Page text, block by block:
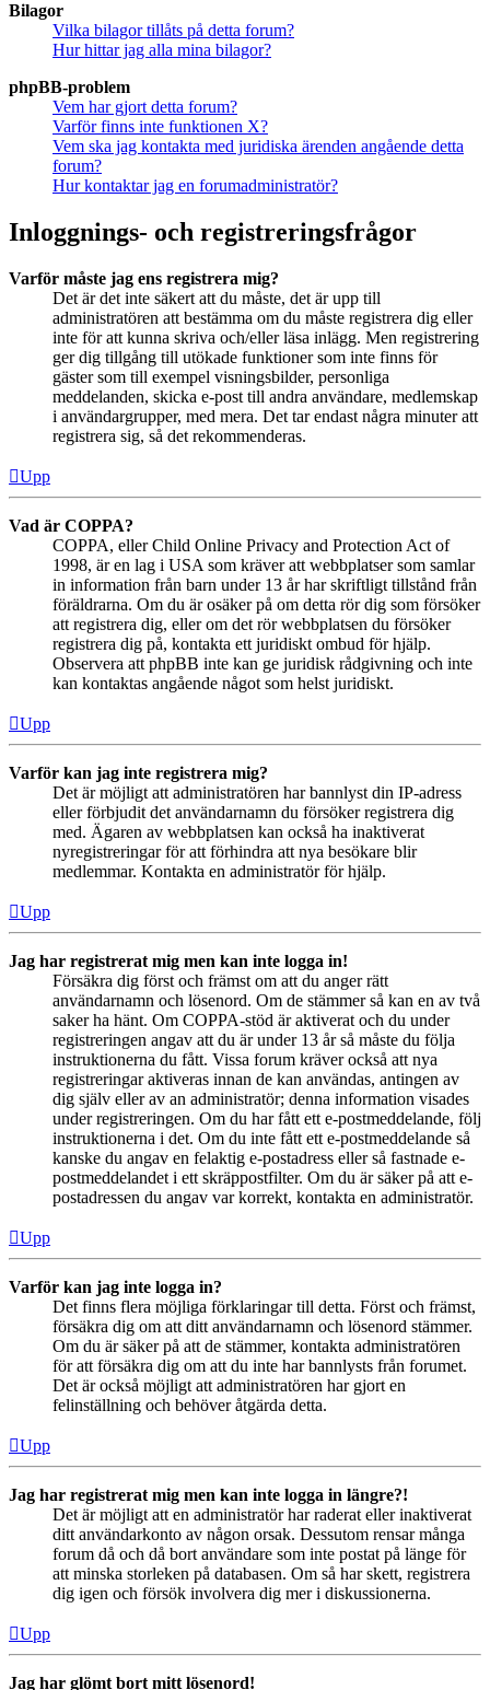
Bilagor
Vilka bilagor tillåts på detta forum?
Hur hittar jag alla mina bilagor?
phpBB-problem
Vem har gjort detta forum?
Varför finns inte funktionen X?
Vem ska jag kontakta med juridiska ärenden angående detta
forum?
Hur kontaktar jag en forumadministratör?
Inloggnings- och registreringsfrågor
Varför måste jag ens registrera mig?
Det är det inte säkert att du måste, det är upp till
administratören att bestämma om du måste registrera dig eller
inte för att kunna skriva och/eller läsa inlägg. Men registrering
ger dig tillgång till utökade funktioner som inte finns för
gäster som till exempel visningsbilder, personliga
meddelanden, skicka e-post till andra användare, medlemskap
i användargrupper, med mera. Det tar endast några minuter att
registrera sig, så det rekommenderas.
Upp
Vad är COPPA?
COPPA, eller Child Online Privacy and Protection Act of
1998, är en lag i USA som kräver att webbplatser som samlar
in information från barn under 13 år har skriftligt tillstånd från
föräldrarna. Om du är osäker på om detta rör dig som försöker
att registrera dig, eller om det rör webbplatsen du försöker
registrera dig på, kontakta ett juridiskt ombud för hjälp.
Observera att phpBB inte kan ge juridisk rådgivning och inte
kan kontaktas angående något som helst juridiskt.
Upp
Varför kan jag inte registrera mig?
Det är möjligt att administratören har bannlyst din IP-adress
eller förbjudit det användarnamn du försöker registrera dig
med. Ägaren av webbplatsen kan också ha inaktiverat
nyregistreringar för att förhindra att nya besökare blir
medlemmar. Kontakta en administratör för hjälp.
Upp
Jag har registrerat mig men kan inte logga in!
Försäkra dig först och främst om att du anger rätt
användarnamn och lösenord. Om de stämmer så kan en av två
saker ha hänt. Om COPPA-stöd är aktiverat och du under
registreringen angav att du är under 13 år så måste du följa
instruktionerna du fått. Vissa forum kräver också att nya
registreringar aktiveras innan de kan användas, antingen av
dig själv eller av an administratör; denna information visades
under registreringen. Om du har fått ett e-postmeddelande, följ
instruktionerna i det. Om du inte fått ett e-postmeddelande så
kanske du angav en felaktig e-postadress eller så fastnade e-
postmeddelandet i ett skräppostfilter. Om du är säker på att e-
postadressen du angav var korrekt, kontakta en administratör.
Upp
Varför kan jag inte logga in?
Det finns flera möjliga förklaringar till detta. Först och främst,
försäkra dig om att ditt användarnamn och lösenord stämmer.
Om du är säker på att de stämmer, kontakta administratören
för att försäkra dig om att du inte har bannlysts från forumet.
Det är också möjligt att administratören har gjort en
felinställning och behöver åtgärda detta.
Upp
Jag har registrerat mig men kan inte logga in längre?!
Det är möjligt att en administratör har raderat eller inaktiverat
ditt användarkonto av någon orsak. Dessutom rensar många
forum då och då bort användare som inte postat på länge för
att minska storleken på databasen. Om så har skett, registrera
dig igen och försök involvera dig mer i diskussionerna.
Upp
Jag har glömt bort mitt lösenord!